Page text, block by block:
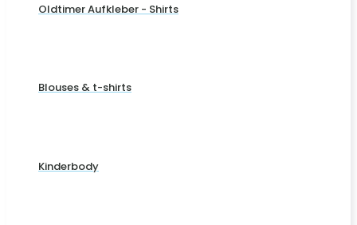
Oldtimer Aufkleber - Shirts
Blouses & t-shirts
Kinderbody